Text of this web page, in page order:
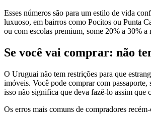
Esses números são para um estilo de vida
luxuoso, em bairros como Pocitos ou Punta
ou com escolas premium, some 20% a 30% a
Se você vai comprar: não
O Uruguai não tem restrições para que
imóveis. Você pode comprar com passaporte,
isso não significa que deva fazê-lo assim que
Os erros mais comuns de compradores